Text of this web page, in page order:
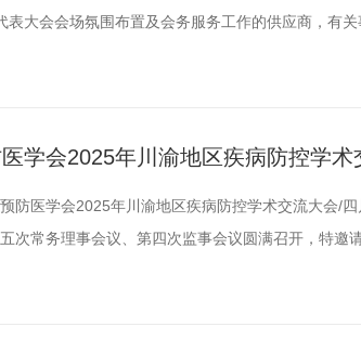
表大会会场氛围布置及会务服务工作的供应商，有
省预防医学会活动服务机构库的公司/机构；(二)承
学会2025年川渝地区疾病防控学
代表大会、第三次理事会议、第五
防医学会2025年川渝地区疾病防控学术交流大会/
次常务理事会议、第四次监事会议圆满召开，特
会会场氛围布置及会务服务工作的供应商，有关事